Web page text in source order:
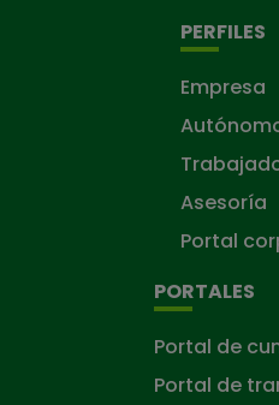
PERFILES
Empresa
Asesoría
Portal
PORTALES
Portal de
Portal de